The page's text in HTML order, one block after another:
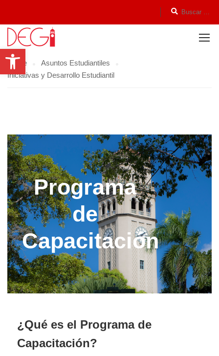
Open toolbar
Home
Asuntos Estudiantiles
Iniciativas y Desarrollo Estudiantil
Programa
de
Capacitación
¿Qué es el Programa de
Capacitación?